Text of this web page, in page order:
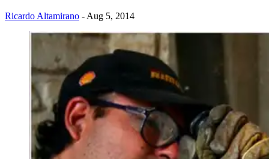
Ricardo Altamirano - Aug 5, 2014